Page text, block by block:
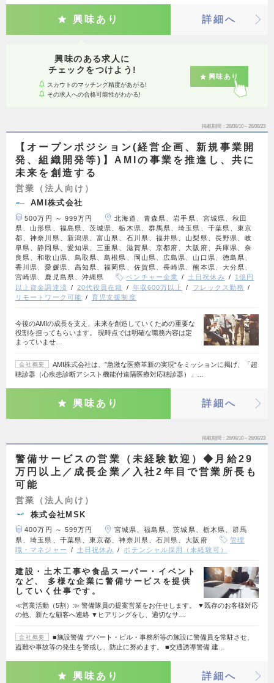
興味あり 詳細へ
興味のある求人に
チェックをつけよう!
スカウトのマッチング精度があがる!
その求人への合格可能性がわかる!
興味あり
掲載期間 26/08/10～26/08/23
【オープンポジション(経営企画、新規事業開
発、組織開発等)】AMIの事業を推進し、共に
未来を創造する
営業（法人向け）
AMI株式会社
500万円 ～ 999万円
北海道、青森県、岩手県、宮城県、秋田
県、山形県、福島県、茨城県、栃木県、群馬県、埼玉県、千葉県、東京
都、神奈川県、新潟県、富山県、石川県、福井県、山梨県、長野県、岐
阜県、静岡県、愛知県、三重県、滋賀県、京都府、大阪府、兵庫県、奈
良県、和歌山県、鳥取県、島根県、岡山県、広島県、山口県、徳島県、
香川県、愛媛県、高知県、福岡県、佐賀県、長崎県、熊本県、大分県、
宮崎県、鹿児島県、沖縄県
ベンチャー企業 土日祝休み
1億円
以上資金調達済
20代役員在籍 年収600万以上
フレックス勤務
リモートワーク可能
育児支援制度
今後のAMIの成長を支え、未来を創造していくための重要な
役割を担ってもらいます。 現時点では明確な職務内容は定
まっていませ…
会社概要
AMI株式会社は、”急激な医療革新の実現“をミッションに掲げ、「超
聴診器（心疾患診断アシスト機能付遠隔医療対応聴診器）」…
興味あり 詳細へ
掲載期間 26/08/10～26/08/23
警備サービスの営業（未経験歓迎）◆月給29
万円以上／成長企業／入社2年目で営業所長も
可能
営業（法人向け）
株式会社MSK
400万円 ～ 599万円
宮城県、福島県、茨城県、栃木県、群馬
県、埼玉県、千葉県、東京都、神奈川県、石川県、大阪府
管理
職・マネジャー
土日祝休み ポテンシャル採用（未経験可）
建設・土木工事や食品スーパー・イベント
など、 多様な企業に警備サービスを提供
していく仕事です。
≪営業活動（5割）≫ 警備隊員の提案営業をお任せします。 ▼既存のお客様対応
の他、新たな顧客へ連絡 ▼ヒアリングをし、適切なサ…
会社概要
■施設警備 デパート・ビル・事務所等の施設に警備員を常駐させ、
盗難や事故等の発生を警戒し、防止に努めます。 ■交通誘導警備 建…
興味あり 詳細へ